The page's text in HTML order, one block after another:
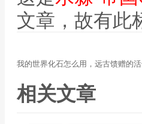
文章，故有此
我的世界化石怎么用，远古馈赠的
相关文章